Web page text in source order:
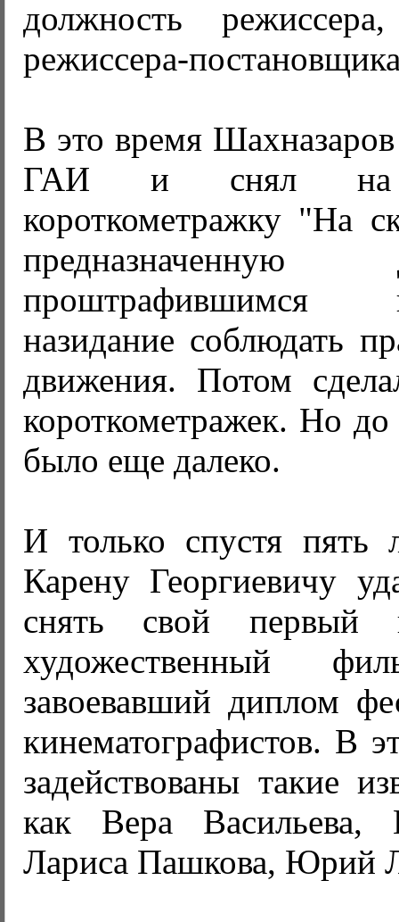
должность
режиссера-
В это время Шахназаров
ГАИ и снял на
короткометражку "На
назидание соблюдать
движения. Потом
короткометражек. Но
было еще далеко.
И только спустя пять
Карену Георгиевичу
снять свой первый
художественный
завоевавший диплом
кинематографистов. В
задействованы такие
как Вера Васильева,
Лариса Пашкова, Юрий